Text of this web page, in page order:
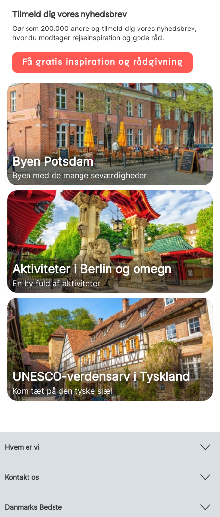
Tilmeld dig vores nyhedsbrev
Gør som 200.000 andre og tilmeld dig vores nyhedsbrev,
hvor du modtager rejseinspiration og gode råd.
Få gratis inspiration og rådgivning
Byen Potsdam
Byen med de mange seværdigheder
Aktiviteter i Berlin og omegn
En by fuld af aktiviteter
UNESCO-verdensarv i Tyskland
Kom tæt på den tyske sjæl
Hvem er vi
Kontakt os
Danmarks Bedste